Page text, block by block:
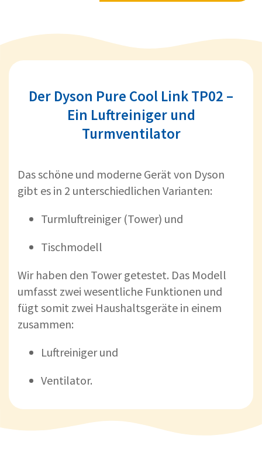
Der Dyson Pure Cool Link TP02 –
Ein Luftreiniger und
Turmventilator
Das schöne und moderne Gerät von Dyson
gibt es in 2 unterschiedlichen Varianten:
Turmluftreiniger (Tower) und
Tischmodell
Wir haben den Tower getestet. Das Modell
umfasst zwei wesentliche Funktionen und
fügt somit zwei Haushaltsgeräte in einem
zusammen:
Luftreiniger und
Ventilator.